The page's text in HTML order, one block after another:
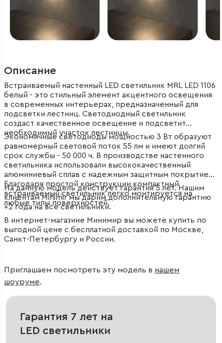
Описание
Встраиваемый настенный LED светильник MRL LED 1106
белый - это стильный элемент акцентного освещения
в современных интерьерах, предназначенный для
подсветки лестниц. Светодиодный светильник
создаст качественное освещение и подсветит
необходимый участок лестницы.
Экономичные светодиоды мощностью 3 Вт образуют
равномерный световой поток 55 лм и имеют долгий
срок службы - 50 000 ч. В производстве настенного
светильника использовали высококачественный
алюминиевый сплав с надежным защитным покрытием.
Благодаря простой конструкции компактный
встраиваемый светильник легко монтируется на
любые типы поверхностей.
На данную модель действует гарантия 5 лет. Нашим
клиентам Minimir мы дарим дополнительную гарантию
+2 года на все светильники.
В интернет-магазине Минимир вы можете купить по
выгодной цене с бесплатной доставкой по Москве,
Санкт-Петербургу и России.
Приглашаем посмотреть эту модель в нашем
шоуруме.
Гарантия 7 лет на
LED светильники